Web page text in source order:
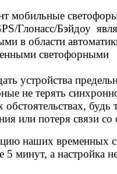
мобильные
Глонасс/Бэйдоу
в области
светофорными
устройства
не терять
будь
или потеря связи со
наших временных
5 минут, а настройка